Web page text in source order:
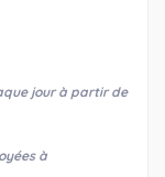
jour à partir de
à